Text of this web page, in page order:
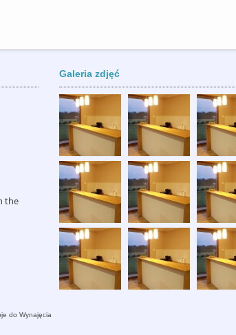
the
Galeria zdjęć
do Wynajęcia